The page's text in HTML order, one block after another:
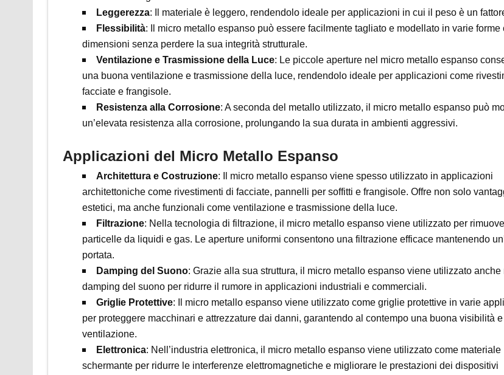
Leggerezza: Il materiale è leggero, rendendolo ideale per applicazioni in cui il peso è un
Flessibilità: Il micro metallo espanso può essere facilmente tagliato e modellato in varie forme
dimensioni senza perdere la sua integrità strutturale.
Ventilazione e Trasmissione della Luce: Le piccole aperture nel micro metallo espanso
una buona ventilazione e trasmissione della luce, rendendolo ideale per applicazioni come
facciate e frangisole.
Resistenza alla Corrosione: A seconda del metallo utilizzato, il micro metallo espanso può
un’elevata resistenza alla corrosione, prolungando la sua durata in ambienti aggressivi.
Applicazioni del Micro Metallo Espanso
Architettura e Costruzione: Il micro metallo espanso viene spesso utilizzato in applicazioni
architettoniche come rivestimenti di facciate, pannelli per soffitti e frangisole. Offre non solo
estetici, ma anche funzionali come ventilazione e trasmissione della luce.
Filtrazione: Nella tecnologia di filtrazione, il micro metallo espanso viene utilizzato per
particelle da liquidi e gas. Le aperture uniformi consentono una filtrazione efficace mantenendo
portata.
Damping del Suono: Grazie alla sua struttura, il micro metallo espanso viene utilizzato anche
damping del suono per ridurre il rumore in applicazioni industriali e commerciali.
Griglie Protettive: Il micro metallo espanso viene utilizzato come griglie protettive in varie
per proteggere macchinari e attrezzature dai danni, garantendo al contempo una buona visibilità e
ventilazione.
Elettronica: Nell’industria elettronica, il micro metallo espanso viene utilizzato come materiale
schermante per ridurre le interferenze elettromagnetiche e migliorare le prestazioni dei dispositivi